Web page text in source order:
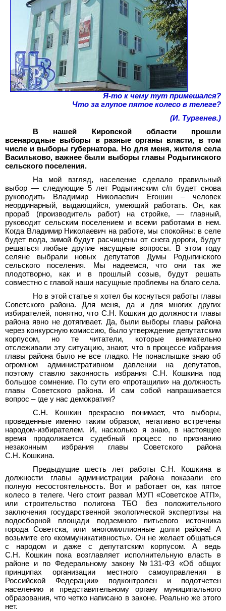
Я-то к чему тут примешался?
Что за глупое пятое колесо в телеге?
(И. Тургенев.)
В нашей Кировской области прошли
всенародные выборы в разные органы власти, в том
числе и выборы губернатора. Но для меня, жителя села
Васильково, важнее были выборы главы Родыгинского
сельского поселения.
На мой взгляд, население сделало правильный
выбор — следующие 5 лет Родыгинским с/п будет снова
руководить Владимир Николаевич Егошин – человек
неординарный, выдающийся, умеющий работать. Он, как
прораб (производитель работ) на стройке, — главный,
руководит сельским поселением и всеми работами в нем.
Когда Владимир Николаевич на работе, мы спокойны: в селе
будет вода, зимой будут расчищены от снега дороги, будут
решаться любые другие насущные вопросы. В этом году
селяне выбрали новых депутатов Думы Родыгинского
сельского поселения. Мы надеемся, что они так же
плодотворно, как и в прошлый созыв, будут решать
совместно с главой наши насущные проблемы на благо села.
Но в этой статье я хотел бы коснуться работы главы
Советского района. Для меня, да и для многих других
избирателей, понятно, что С.Н. Кошкин до должности главы
района явно не дотягивает. Да, были выборы главы района
через конкурсную комиссию, было утверждение депутатским
корпусом, но те читатели, которые внимательно
отслеживали эту ситуацию, знают, что в процессе избрания
главы района было не все гладко. Не понаслышке знаю об
огромном административном давлении на депутатов,
поэтому ставлю законность избрания С.Н. Кошкина под
большое сомнение. По сути его «протащили» на должность
главы Советского района. И сам собой напрашивается
вопрос – где у нас демократия?
С.Н. Кошкин прекрасно понимает, что выборы,
проведенные именно таким образом, негативно встречены
народом-избирателем. И, насколько я знаю, в настоящее
время продолжается судебный процесс по признанию
незаконным избрания главы Советского района
С.Н. Кошкина.
Предыдущие шесть лет работы С.Н. Кошкина в
должности главы администрации района показали его
полную несостоятельность. Вот и работает он, как пятое
колесо в телеге. Чего стоит развал МУП «Советское АТП»,
или строительство полигона ТБО без положительного
заключения государственной экологической экспертизы на
водосборной площади подземного питьевого источника
города Советска, или многомиллионные долги района! А
возьмите его «коммуникативность». Он не желает общаться
с народом и даже с депутатским корпусом. А ведь
С.Н. Кошкин пока возглавляет исполнительную власть в
районе и по Федеральному закону
№ 131-ФЗ «Об общих
принципах организации местного самоуправления в
Российской Федерации» подконтролен и подотчетен
населению и представительному органу муниципального
образования, что четко написано в законе. Реально же этого
нет.